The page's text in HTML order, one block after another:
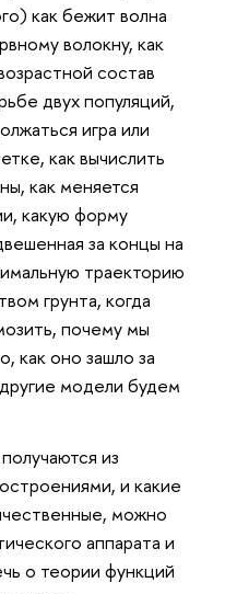
как бежит волна
волокну, как
состав
двух популяций,
игра или
как вычислить
как меняется
какую форму
за концы на
траекторию
грунта, когда
почему мы
как оно зашло за
модели будем
из
и какие
можно
аппарата и
о теории функций